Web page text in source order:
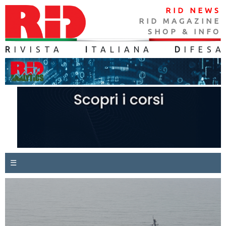
RID NEWS
RID MAGAZINE
SHOP & INFO
R IVISTA TALIANA D IFES A
☰